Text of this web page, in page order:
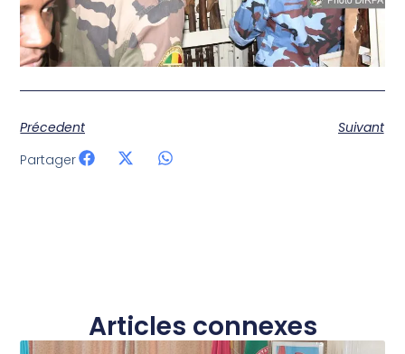
Précedent
Suivant
Partager
Articles connexes